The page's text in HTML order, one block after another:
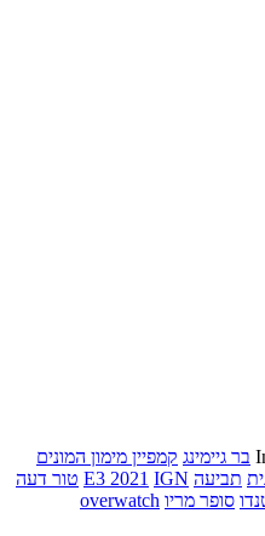
בר גיימינג קמפיין מימון המונים
תביעה E3 2021 IGN
טור דעה
סופר מריו overwatch